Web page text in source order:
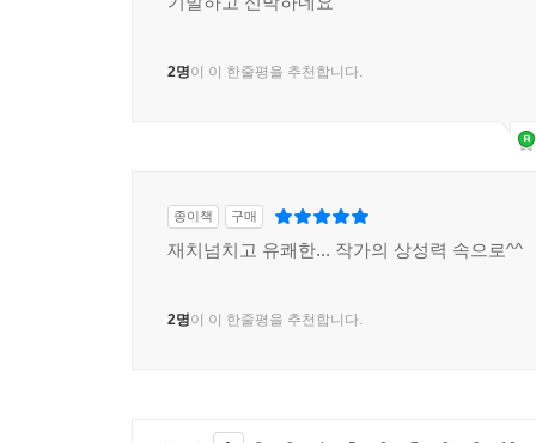
2명이 이 한줄평을 추천합니다.
종이책 구매
재치넘치고 유쾌한... 작가의 상성력 속으로^^
2명이 이 한줄평을 추천합니다.